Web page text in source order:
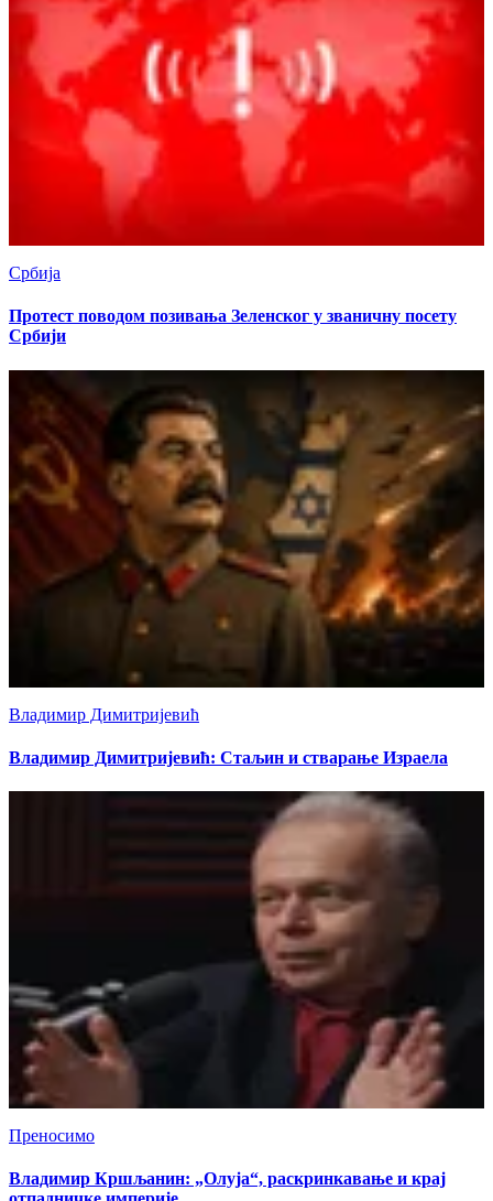
Србија
Протест поводом позивања Зеленског у званичну посету
Србији
Владимир Димитријевић
Владимир Димитријевић: Стаљин и стварање Израела
Преносимо
Владимир Кршљанин: „Олуја“, раскринкавање и крај